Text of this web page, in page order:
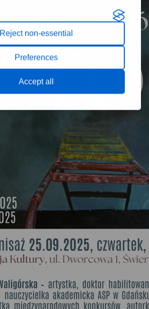
Reject non-essential
Preferences
Accept all